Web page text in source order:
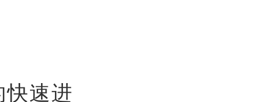
速进